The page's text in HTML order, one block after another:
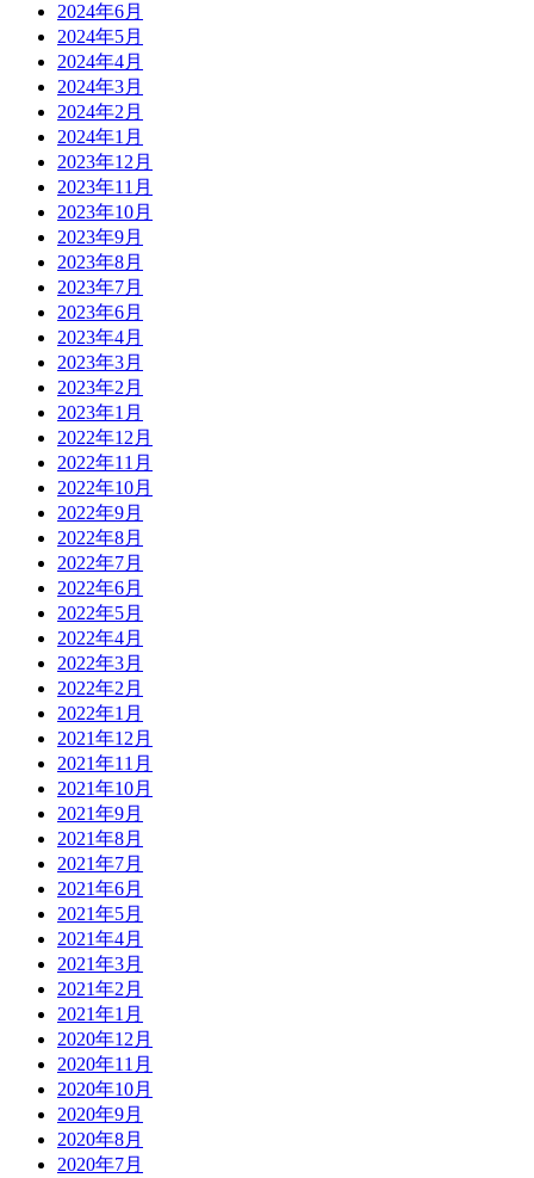
2024年6月
2024年5月
2024年4月
2024年3月
2024年2月
2024年1月
2023年12月
2023年11月
2023年10月
2023年9月
2023年8月
2023年7月
2023年6月
2023年4月
2023年3月
2023年2月
2023年1月
2022年12月
2022年11月
2022年10月
2022年9月
2022年8月
2022年7月
2022年6月
2022年5月
2022年4月
2022年3月
2022年2月
2022年1月
2021年12月
2021年11月
2021年10月
2021年9月
2021年8月
2021年7月
2021年6月
2021年5月
2021年4月
2021年3月
2021年2月
2021年1月
2020年12月
2020年11月
2020年10月
2020年9月
2020年8月
2020年7月